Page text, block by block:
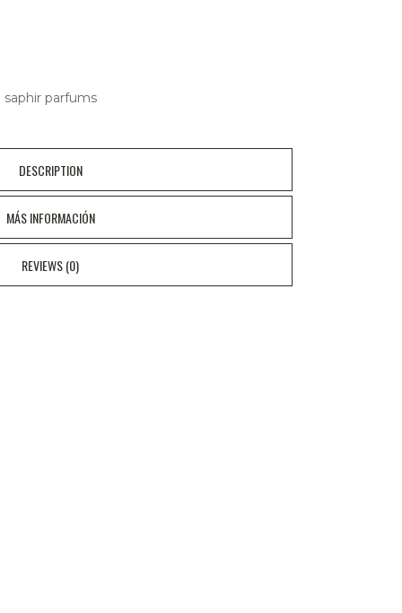
saphir parfums
DESCRIPTION
MÁS INFORMACIÓN
REVIEWS (0)